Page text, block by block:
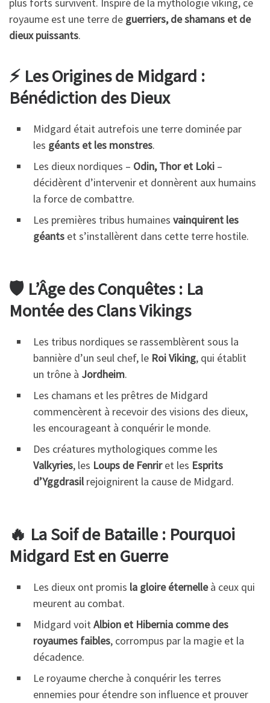
plus forts survivent. Inspiré de la mythologie viking, ce
royaume est une terre de guerriers, de shamans et de
dieux puissants.
⚡ Les Origines de Midgard :
Bénédiction des Dieux
Midgard était autrefois une terre dominée par
les géants et les monstres.
Les dieux nordiques – Odin, Thor et Loki –
décidèrent d’intervenir et donnèrent aux humains
la force de combattre.
Les premières tribus humaines vainquirent les
géants et s’installèrent dans cette terre hostile.
🛡️ L’Âge des Conquêtes : La
Montée des Clans Vikings
Les tribus nordiques se rassemblèrent sous la
bannière d’un seul chef, le Roi Viking, qui établit
un trône à Jordheim.
Les chamans et les prêtres de Midgard
commencèrent à recevoir des visions des dieux,
les encourageant à conquérir le monde.
Des créatures mythologiques comme les
Valkyries, les Loups de Fenriret les Esprits
d’Yggdrasilrejoignirent la cause de Midgard.
🔥 La Soif de Bataille : Pourquoi
Midgard Est en Guerre
Les dieux ont promis la gloire éternelleà ceux qui
meurent au combat.
Midgard voitAlbion et Hibernia comme des
royaumes faibles, corrompus par la magie et la
décadence.
Le royaume cherche à conquérir les terres
ennemies pour étendre son influence et prouver